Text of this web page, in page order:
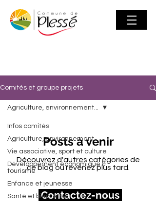
Comités et groupe projets
Infos comités
Agriculture, environnement...
Vie associative, sport et culture
Développement économique &
tourisme
Enfance et jeunesse
Santé et bien-être
Agriculture, environnement...
Posts à venir
Découvrez d'autres catégories de
ce blog ou revenez plus tard.
Contactez-nous